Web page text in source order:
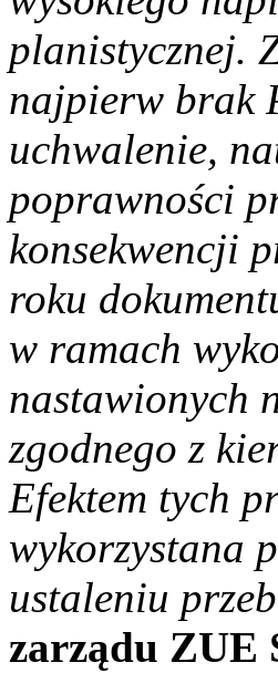
planistycznej.
najpierw brak
uchwalenie,
poprawności
konsekwencji
roku
w ramach
nastawionych
zgodnego z
Efektem tych
wykorzystana
ustaleniu
zarządu ZUE